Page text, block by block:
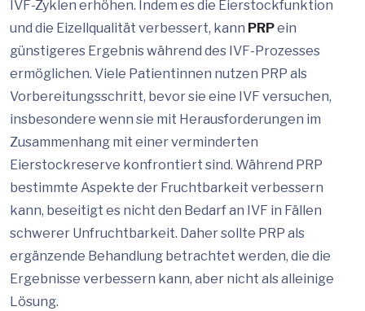
IVF-Zyklen erhöhen. Indem es die Eierstockfunktion
und die Eizellqualität verbessert, kann PRPein
günstigeres Ergebnis während des IVF-Prozesses
ermöglichen. Viele Patientinnen nutzen PRP als
Vorbereitungsschritt, bevor sie eine IVF versuchen,
insbesondere wenn sie mit Herausforderungen im
Zusammenhang mit einer verminderten
Eierstockreserve konfrontiert sind. Während PRP
bestimmte Aspekte der Fruchtbarkeit verbessern
kann, beseitigt es nicht den Bedarf an IVF in Fällen
schwerer Unfruchtbarkeit. Daher sollte PRP als
ergänzende Behandlung betrachtet werden, die die
Ergebnisse verbessern kann, aber nicht als alleinige
Lösung.